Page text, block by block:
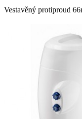
Vestavěný protiproud
Pridať do košíka